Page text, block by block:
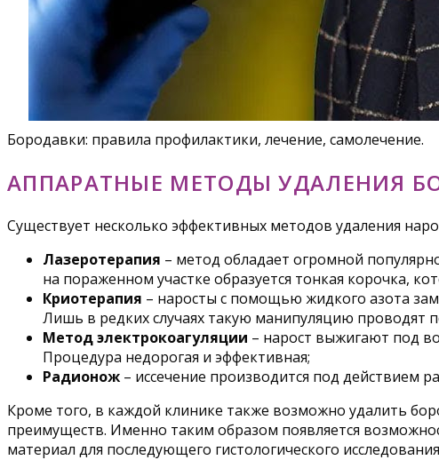
Бородавки: правила профилактики, лечение, самолечение.
АППАРАТНЫЕ МЕТОДЫ УДАЛЕНИЯ
Существует несколько эффективных методов удаления
Лазеротерапия – метод обладает огромной
на пораженном участке образуется тонкая корочка,
Криотерапия – наросты с помощью жидкого азота
Лишь в редких случаях такую манипуляцию проводят
Метод электрокоагуляции – нарост выжигают под
Процедура недорогая и эффективная;
Радионож – иссечение производится под действием
Кроме того, в каждой клинике также возможно удалить
преимуществ. Именно таким образом появляется
материал для последующего гистологического